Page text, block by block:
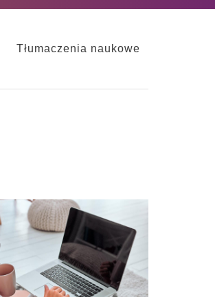
Tłumaczenia naukowe